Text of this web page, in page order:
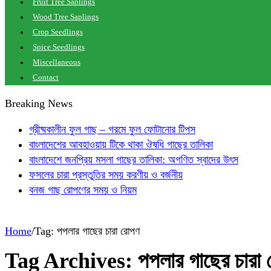
Fruit Tree Saplings
Wood Tree Saplings
Crop Seedlings
Spice Seedlings
Miscellaneous
Contact
Breaking News
গ্রীষ্মকালীন ফুল গাছ – গরমে ফুল ফোটানোর টিপস
বাংলাদেশের আবহাওয়ায় টিকে থাকা ঔষধি গাছের তালিকা
বাংলাদেশে জনপ্রিয় মসলা গাছের তালিকা: অগণিত স্বাদের উৎস
ফসলের চারা প্রস্তুতির সময় করণীয় ও বর্জনীয়
বনজ গাছ রোপণের সময় ও নিয়ম
Home/Tag: পপলার গাছের চারা রোপণ
Tag Archives: পপলার গাছের